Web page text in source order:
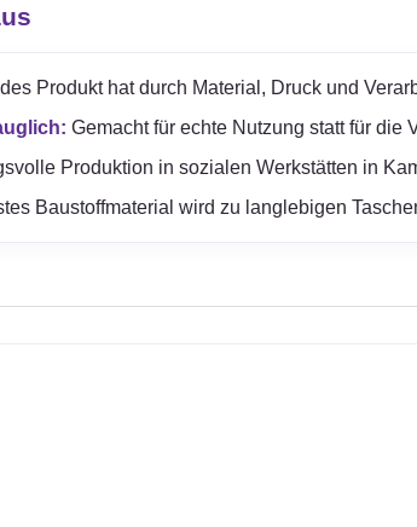
Produkt hat durch Material, Druck und
Gemacht für echte Nutzung statt für die
Produktion in sozialen Werkstätten in
Baustoffmaterial wird zu langlebigen